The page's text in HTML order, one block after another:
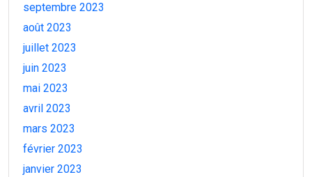
septembre 2023
août 2023
juillet 2023
juin 2023
mai 2023
avril 2023
mars 2023
février 2023
janvier 2023